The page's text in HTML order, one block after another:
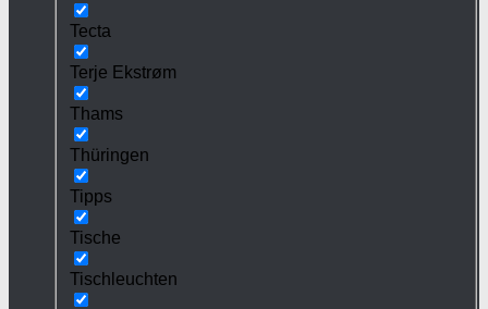
Tecta
Terje Ekstrøm
Thams
Thüringen
Tipps
Tische
Tischleuchten